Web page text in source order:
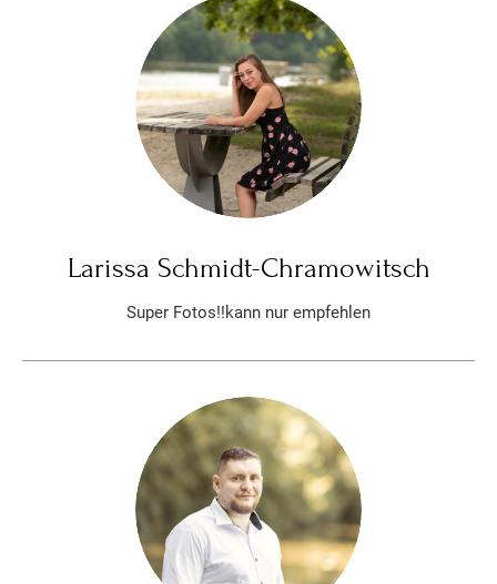
Larissa Schmidt-Chramowitsch
Super Fotos!!kann nur empfehlen